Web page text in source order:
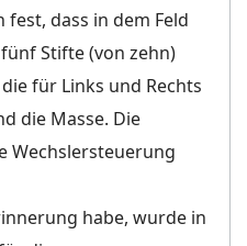
dass in dem Feld
Stifte (von zehn)
für Links und Rechts
die Masse. Die
Wechslersteuerung
habe, wurde in